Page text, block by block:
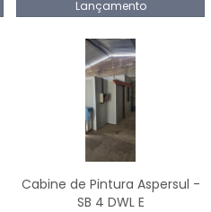
Lançamento
Cabine de Pintura Aspersul -
SB 4 DWL E